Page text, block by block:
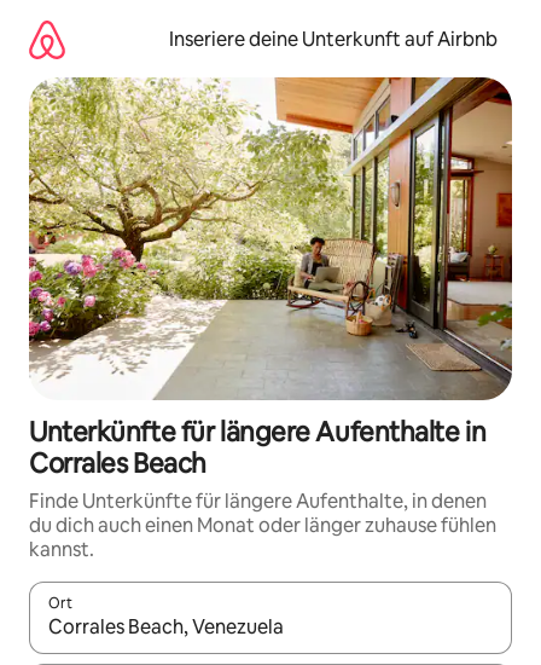
Inhalten
springen
Inseriere deine Unterkunft auf Airbnb
Unterkünfte für längere Aufenthalte in
Corrales Beach
Finde Unterkünfte für längere Aufenthalte, in denen
du dich auch einen Monat oder länger zuhause fühlen
kannst.
Ort
Wenn Ergebnisse verfügbar sind, navigiere mit den